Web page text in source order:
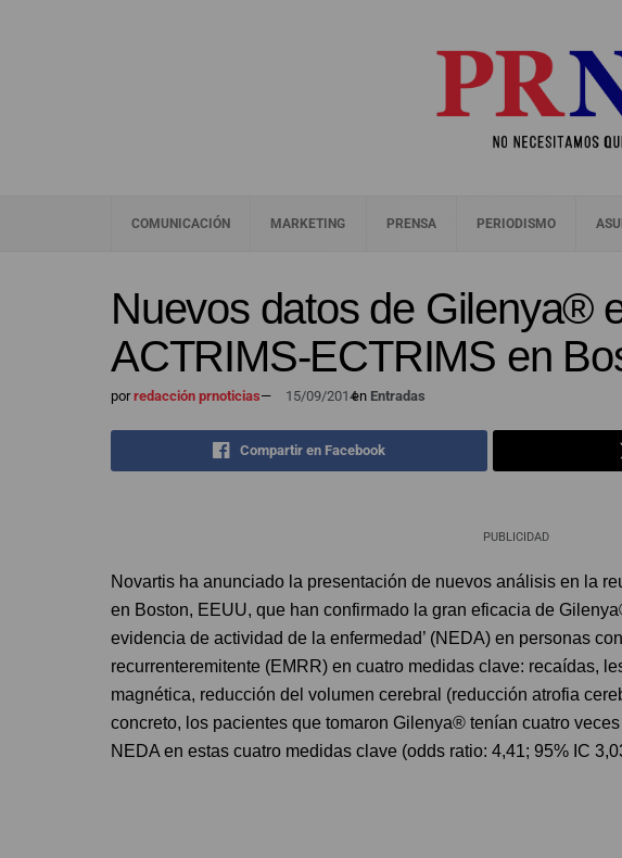
COMUNICACIÓN MARKETING PRENSA PERIODISMO
Nuevos datos de Gilenya®
ACTRIMS-ECTRIMS en
porredacción prnoticias— 15/09/2014en Entradas
Compartir en Facebook
PUBLICIDAD
Novartis ha anunciado la presentación de nuevos análisis en la
en Boston, EEUU, que han confirmado la gran eficacia de
evidencia de actividad de la enfermedad’ (NEDA) en personas
recurrenteremitente (EMRR) en cuatro medidas clave: recaídas,
magnética, reducción del volumen cerebral (reducción atrofia
concreto, los pacientes que tomaron Gilenya® tenían cuatro
NEDA en estas cuatro medidas clave (odds ratio: 4,41; 95% IC